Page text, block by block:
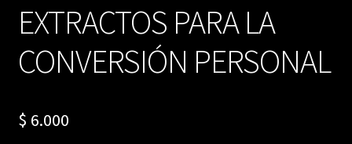
EXTRACTOS PARA LA
CONVERSIÓN PERSONAL
$ 6.000